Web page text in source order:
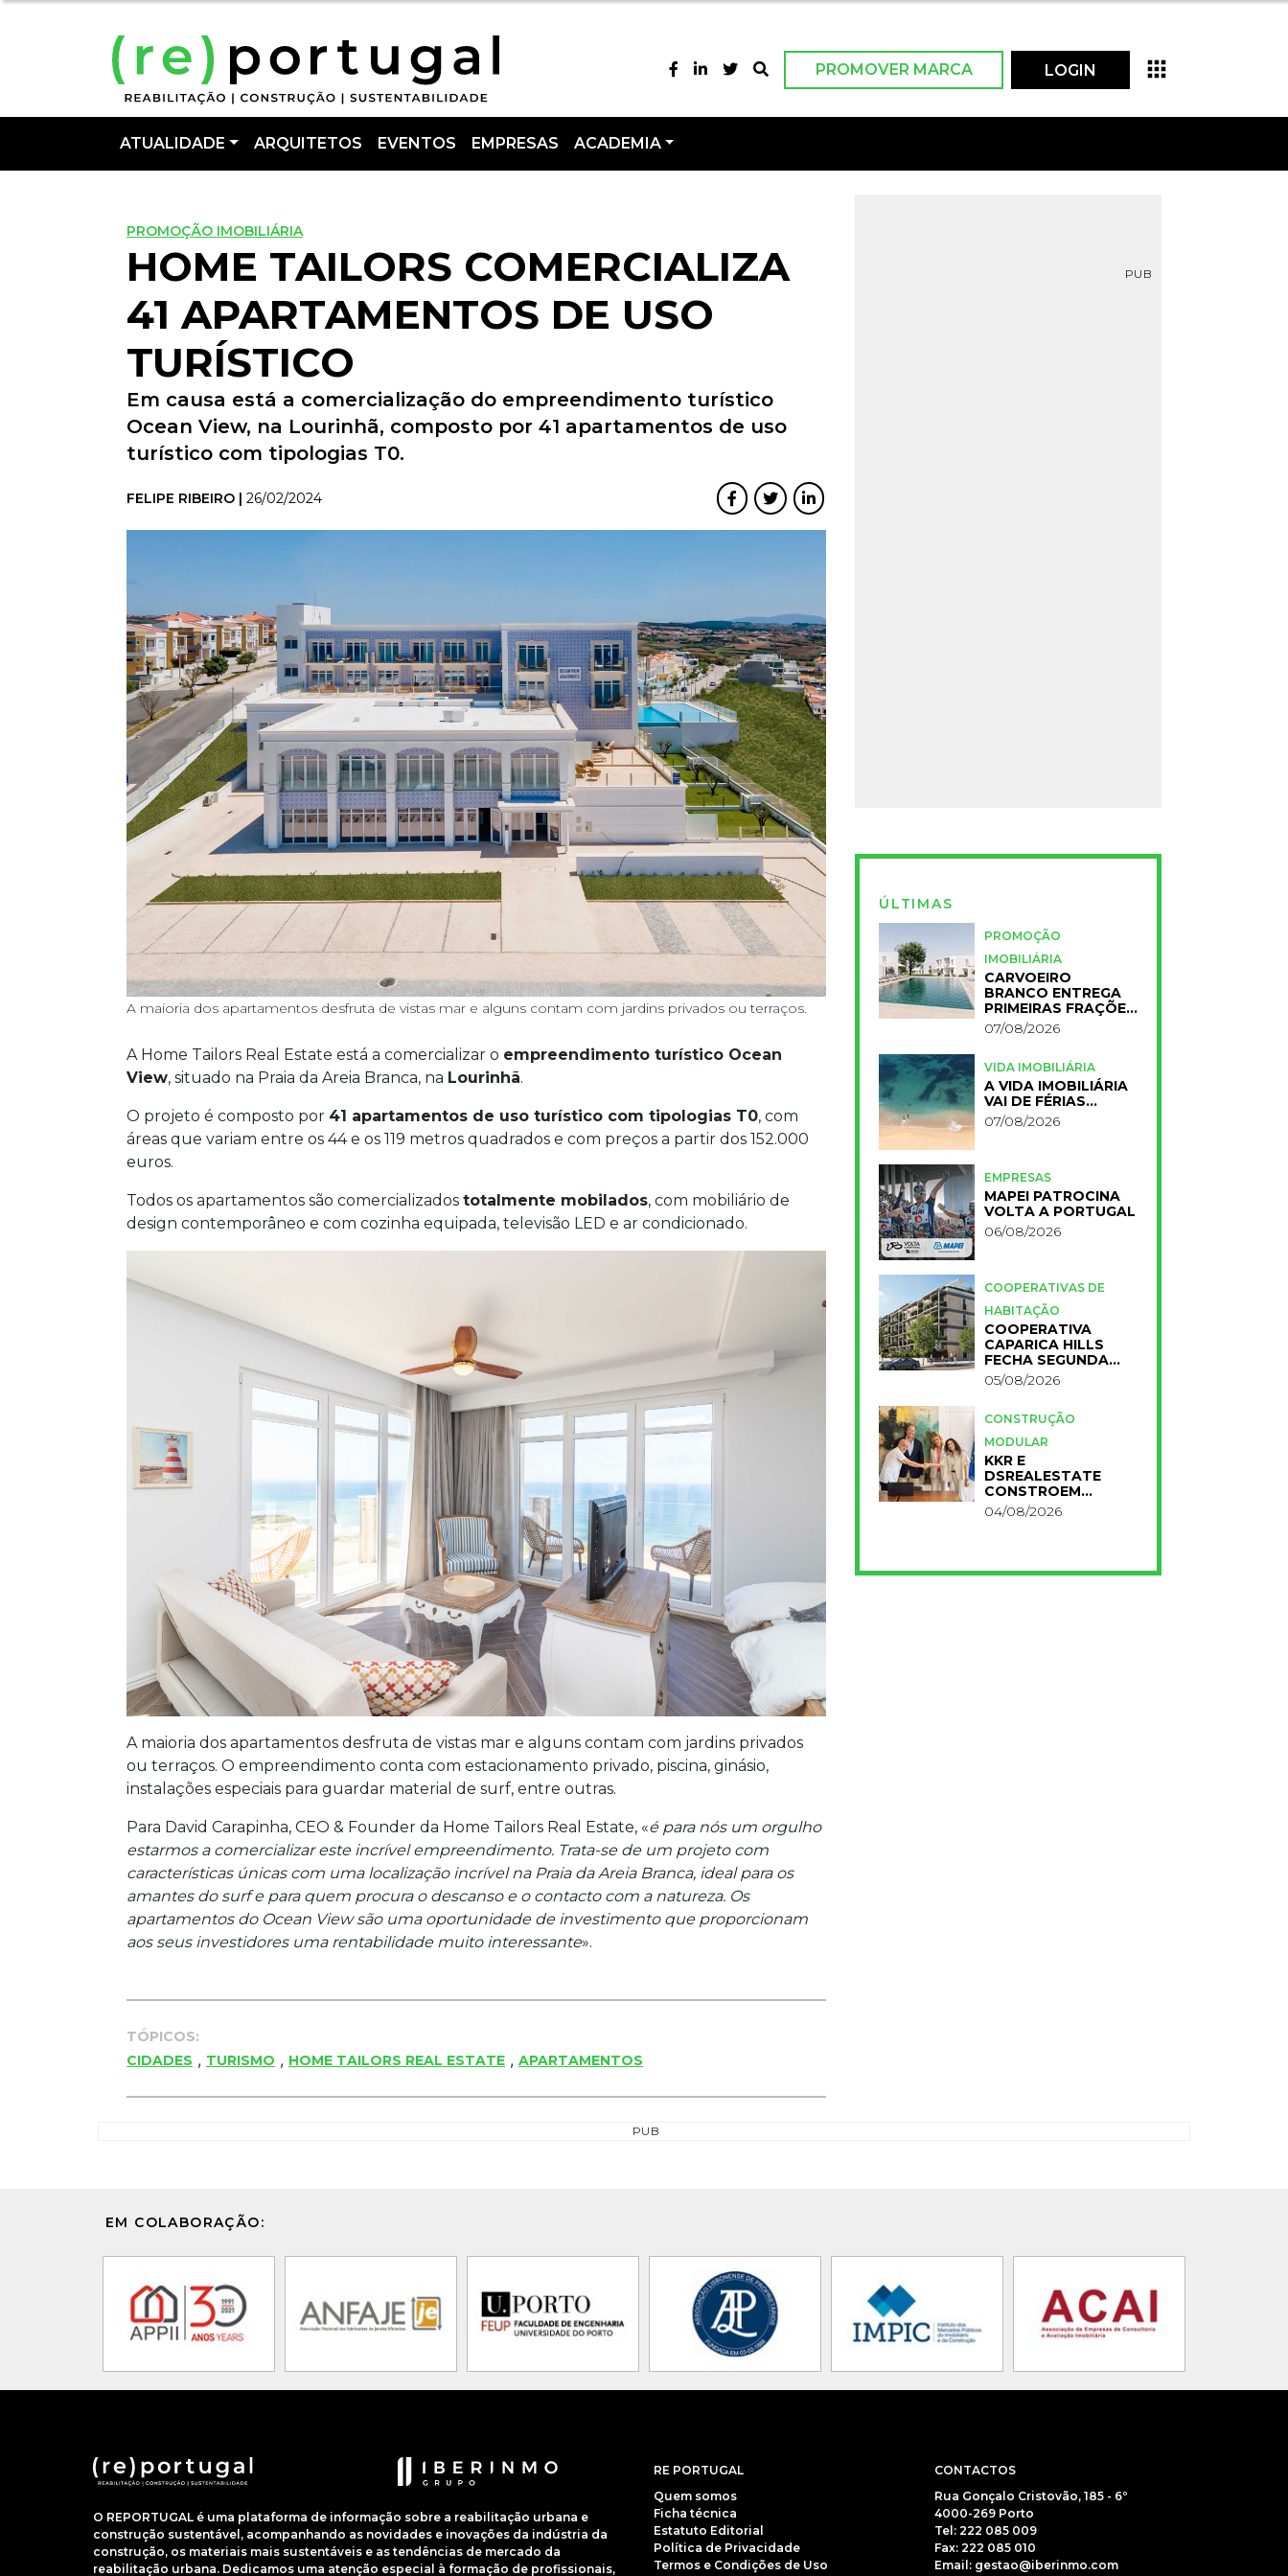
PROMOVER MARCA LOGIN
ATUALIDADE ARQUITETOS EVENTOS EMPRESAS ACADEMIA
PROMOÇÃO IMOBILIÁRIA
HOME TAILORS COMERCIALIZA
41 APARTAMENTOS DE USO
TURÍSTICO
Em causa está a comercialização do empreendimento turístico
Ocean View, na Lourinhã, composto por 41 apartamentos de uso
turístico com tipologias T0.
FELIPE RIBEIRO | 26/02/2024
A maioria dos apartamentos desfruta de vistas mar e alguns contam com jardins privados ou terraços.
A Home Tailors Real Estate está a comercializar o empreendimento turístico Ocean
View, situado na Praia da Areia Branca, na Lourinhã.
O projeto é composto por 41 apartamentos de uso turístico com tipologias T0, com
áreas que variam entre os 44 e os 119 metros quadrados e com preços a partir dos 152.000
euros.
Todos os apartamentos são comercializados totalmente mobilados, com mobiliário de
design contemporâneo e com cozinha equipada, televisão LED e ar condicionado.
A maioria dos apartamentos desfruta de vistas mar e alguns contam com jardins privados
ou terraços. O empreendimento conta com estacionamento privado, piscina, ginásio,
instalações especiais para guardar material de surf, entre outras.
Para David Carapinha, CEO & Founder da Home Tailors Real Estate, «é para nós um orgulho
estarmos a comercializar este incrível empreendimento. Trata-se de um projeto com
características únicas com uma localização incrível na Praia da Areia Branca, ideal para os
amantes do surf e para quem procura o descanso e o contacto com a natureza. Os
apartamentos do Ocean View são uma oportunidade de investimento que proporcionam
aos seus investidores uma rentabilidade muito interessante».
TÓPICOS:
CIDADES , TURISMO , HOME TAILORS REAL ESTATE , APARTAMENTOS
PUB
ÚLTIMAS
PROMOÇÃO
IMOBILIÁRIA
CARVOEIRO
BRANCO ENTREGA
PRIMEIRAS FRAÇÕES
DO NOVO RESORT
PRIMELIFE
07/08/2026
VIDA IMOBILIÁRIA
A VIDA IMOBILIÁRIA
VAI DE FÉRIAS…
07/08/2026
EMPRESAS
MAPEI PATROCINA
VOLTA A PORTUGAL
06/08/2026
COOPERATIVAS DE
HABITAÇÃO
COOPERATIVA
CAPARICA HILLS
FECHA SEGUNDA
FASE DO PROJETO
05/08/2026
CONSTRUÇÃO
MODULAR
KKR E
DSREALESTATE
CONSTROEM
RESIDÊNCIA
UNIVERSITÁRIA
04/08/2026
PUB
EM COLABORAÇÃO:
O REPORTUGAL é uma plataforma de informação sobre a reabilitação urbana e
construção sustentável, acompanhando as novidades e inovações da indústria da
construção, os materiais mais sustentáveis e as tendências de mercado da
reabilitação urbana. Dedicamos uma atenção especial à formação de profissionais,
RE PORTUGAL
Quem somos
Ficha técnica
Estatuto Editorial
Política de Privacidade
Termos e Condições de Uso
CONTACTOS
Rua Gonçalo Cristovão, 185 - 6º
4000-269 Porto
Tel: 222 085 009
Fax: 222 085 010
Email: gestao@iberinmo.com